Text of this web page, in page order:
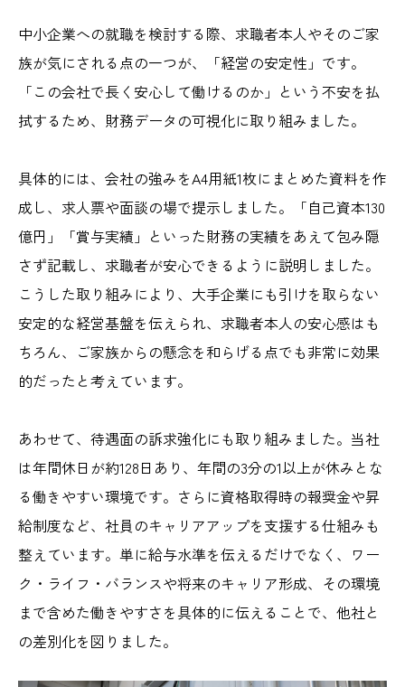
中小企業への就職を検討する際、求職者本人やそのご家
族が気にされる点の一つが、「経営の安定性」です。
「この会社で長く安心して働けるのか」という不安を払
拭するため、財務データの可視化に取り組みました。
具体的には、会社の強みをA4用紙1枚にまとめた資料を作
成し、求人票や面談の場で提示しました。「自己資本130
億円」「賞与実績」といった財務の実績をあえて包み隠
さず記載し、求職者が安心できるように説明しました。
こうした取り組みにより、大手企業にも引けを取らない
安定的な経営基盤を伝えられ、求職者本人の安心感はも
ちろん、ご家族からの懸念を和らげる点でも非常に効果
的だったと考えています。
あわせて、待遇面の訴求強化にも取り組みました。当社
は年間休日が約128日あり、年間の3分の1以上が休みとな
る働きやすい環境です。さらに資格取得時の報奨金や昇
給制度など、社員のキャリアアップを支援する仕組みも
整えています。単に給与水準を伝えるだけでなく、ワー
ク・ライフ・バランスや将来のキャリア形成、その環境
まで含めた働きやすさを具体的に伝えることで、他社と
の差別化を図りました。